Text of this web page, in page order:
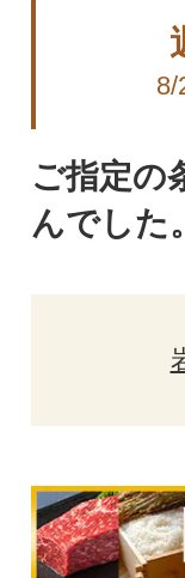
8/
ご指定の
んでした。